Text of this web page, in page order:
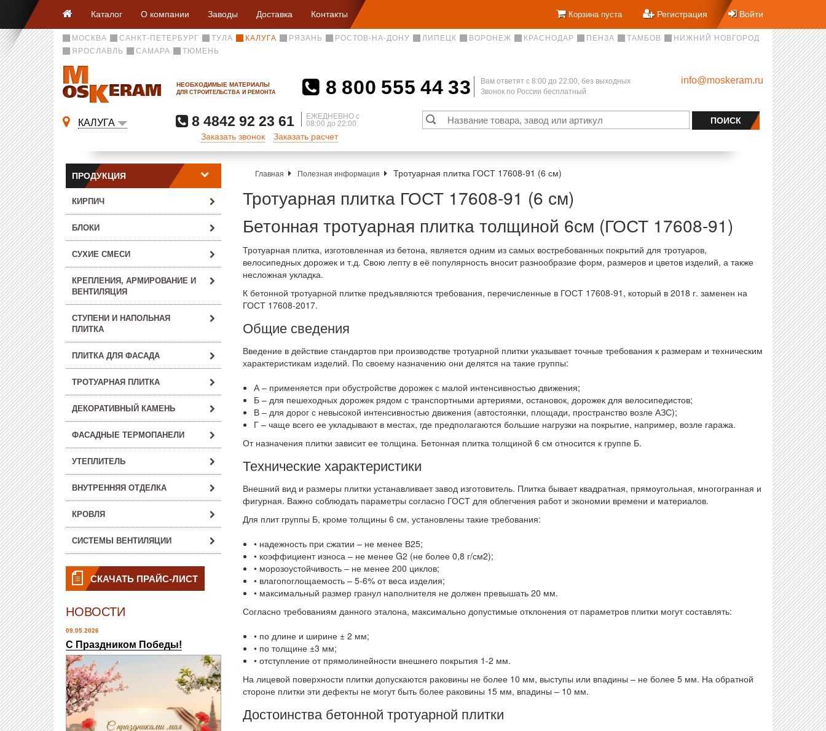
Каталог О компании Заводы Доставка Контакты Корзина пуста Регистрация Войти
МОСКВА САНКТ-ПЕТЕРБУРГ ТУЛА КАЛУГА РЯЗАНЬ РОСТОВ-НА-ДОНУ ЛИПЕЦК ВОРОНЕЖ КРАСНОДАР ПЕНЗА ТАМБОВ
НИЖНИЙ НОВГОРОД
ЯРОСЛАВЛЬ
САМАРА ТЮМЕНЬ
НЕОБХОДИМЫЕ МАТЕРИАЛЫ
ДЛЯ СТРОИТЕЛЬСТВА И РЕМОНТА 8 800 555 44 33
Вам ответят c 8:00 до 22:00, без выходных
Звонок по России бесплатный
info@moskeram.ru
КАЛУГА 8 4842 92 23 61 ЕЖЕДНЕВНО с
08:00 до 22:00
Заказать звонок Заказать расчет
ПРОДУКЦИЯ
КИРПИЧ
БЛОКИ
СУХИЕ СМЕСИ
КРЕПЛЕНИЯ, АРМИРОВАНИЕ И
ВЕНТИЛЯЦИЯ
СТУПЕНИ И НАПОЛЬНАЯ
ПЛИТКА
ПЛИТКА ДЛЯ ФАСАДА
ТРОТУАРНАЯ ПЛИТКА
ДЕКОРАТИВНЫЙ КАМЕНЬ
ФАСАДНЫЕ ТЕРМОПАНЕЛИ
УТЕПЛИТЕЛЬ
ВНУТРЕННЯЯ ОТДЕЛКА
КРОВЛЯ
СИСТЕМЫ ВЕНТИЛЯЦИИ
СКАЧАТЬ ПРАЙС-ЛИСТ
НОВОСТИ
09.05.2026
С Праздником Победы!
Главная Полезная информация Тротуарная плитка ГОСТ 17608-91 (6 см)
Тротуарная плитка ГОСТ 17608-91 (6 см)
Бетонная тротуарная плитка толщиной 6см (ГОСТ 17608-91)
Тротуарная плитка, изготовленная из бетона, является одним из самых востребованных покрытий для тротуаров,
велосипедных дорожек и т.д. Свою лепту в её популярность вносит разнообразие форм, размеров и цветов изделий, а также
несложная укладка.
К бетонной тротуарной плитке предъявляются требования, перечисленные в ГОСТ 17608-91, который в 2018 г. заменен на
ГОСТ 17608-2017.
Общие сведения
Введение в действие стандартов при производстве тротуарной плитки указывает точные требования к размерам и техническим
характеристикам изделий. По своему назначению они делятся на такие группы:
А – применяется при обустройстве дорожек с малой интенсивностью движения;
Б – для пешеходных дорожек рядом с транспортными артериями, остановок, дорожек для велосипедистов;
В – для дорог с невысокой интенсивностью движения (автостоянки, площади, пространство возле АЗС);
Г – чаще всего ее укладывают в местах, где предполагаются большие нагрузки на покрытие, например, возле гаража.
От назначения плитки зависит ее толщина. Бетонная плитка толщиной 6 см относится к группе Б.
Технические характеристики
Внешний вид и размеры плитки устанавливает завод изготовитель. Плитка бывает квадратная, прямоугольная, многогранная и
фигурная. Важно соблюдать параметры согласно ГОСТ для облегчения работ и экономии времени и материалов.
Для плит группы Б, кроме толщины 6 см, установлены такие требования:
• надежность при сжатии – не менее В25;
• коэффициент износа – не менее G2 (не более 0,8 г/см2);
• морозоустойчивость – не менее 200 циклов;
• влагопоглощаемость – 5-6% от веса изделия;
• максимальный размер гранул наполнителя не должен превышать 20 мм.
Согласно требованиям данного эталона, максимально допустимые отклонения от параметров плитки могут составлять:
• по длине и ширине ± 2 мм;
• по толщине ±3 мм;
• отступление от прямолинейности внешнего покрытия 1-2 мм.
На лицевой поверхности плитки допускаются раковины не более 10 мм, выступы или впадины – не более 5 мм. На обратной
стороне плитки эти дефекты не могут быть более раковины 15 мм, впадины – 10 мм.
Достоинства бетонной тротуарной плитки